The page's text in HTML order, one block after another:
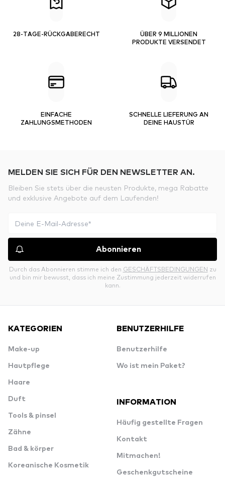
28-TAGE-RÜCKGABERECHT
ÜBER 9 MILLIONEN
PRODUKTE VERSENDET
EINFACHE
ZAHLUNGSMETHODEN
SCHNELLE LIEFERUNG AN
DEINE HAUSTÜR
MELDEN SIE SICH FÜR DEN NEWSLETTER AN.
Bleiben Sie stets über die neusten Produkte, mega Rabatte
und exklusive Angebote auf dem Laufenden!
Abonnieren
Durch das Abonnieren stimme ich den GESCHÄFTSBEDINGUNGEN zu
und bin mir bewusst, dass ich meine Zustimmung jederzeit widerrufen
kann.
KATEGORIEN
Make-up
Hautpflege
Haare
Duft
Tools & pinsel
Zähne
Bad & körper
Koreanische Kosmetik
BENUTZERHILFE
Benutzerhilfe
Wo ist mein Paket?
INFORMATION
Häufig gestellte Fragen
Kontakt
Mitmachen!
Geschenkgutscheine